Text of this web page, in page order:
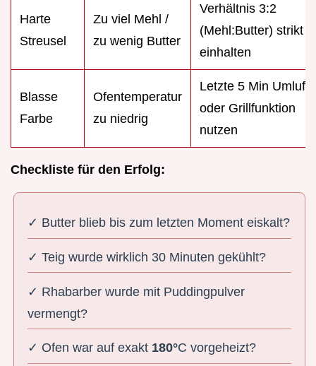
Harte
Streusel
Zu viel Mehl /
zu wenig Butter
Verhältnis 3:2
(Mehl:Butter) strikt
einhalten
Blasse
Farbe
Ofentemperatur
zu niedrig
Letzte 5 Min Umluft
oder Grillfunktion
nutzen
Checkliste für den Erfolg:
✓ Butter blieb bis zum letzten Moment eiskalt?
✓ Teig wurde wirklich 30 Minuten gekühlt?
✓ Rhabarber wurde mit Puddingpulver
vermengt?
✓ Ofen war auf exakt 180°C vorgeheizt?